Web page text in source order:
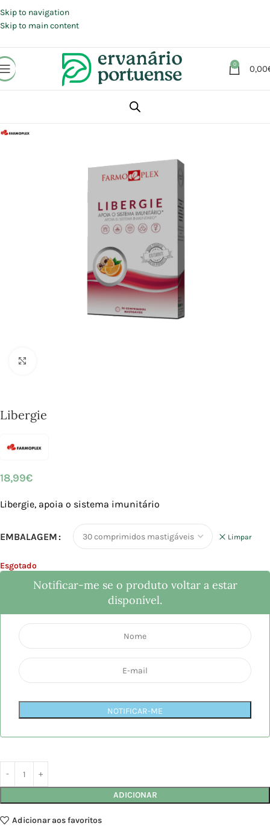
Skip to navigation
Skip to main content
0 0,00
Suplementos alimentares
Libergie
18,99€
Libergie, apoia o sistema imunitário
EMBALAGEM Limpar
Esgotado
Notificar-me se o produto voltar a estar
disponível.
NOTIFICAR-ME
ADICIONAR
Adicionar aos favoritos